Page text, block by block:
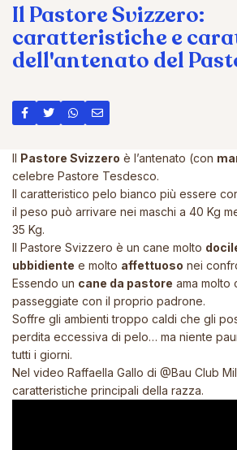
Il Pastore Svizzero:
caratteristiche e
dell'antenato del
Il Pastore Svizzero è l’antenato (con
celebre Pastore Tesdesco.
Il caratteristico pelo bianco più essere
il peso può arrivare nei maschi a 40 Kg
35 Kg.
Il Pastore Svizzero è un cane molto
ubbidiente e molto affettuoso nei
Essendo un cane da pastore ama molto
passeggiate con il proprio padrone.
Soffre gli ambienti troppo caldi che gli
perdita eccessiva di pelo… ma niente
tutti i giorni.
Nel video Raffaella Gallo di @Bau Club
caratteristiche principali della razza.